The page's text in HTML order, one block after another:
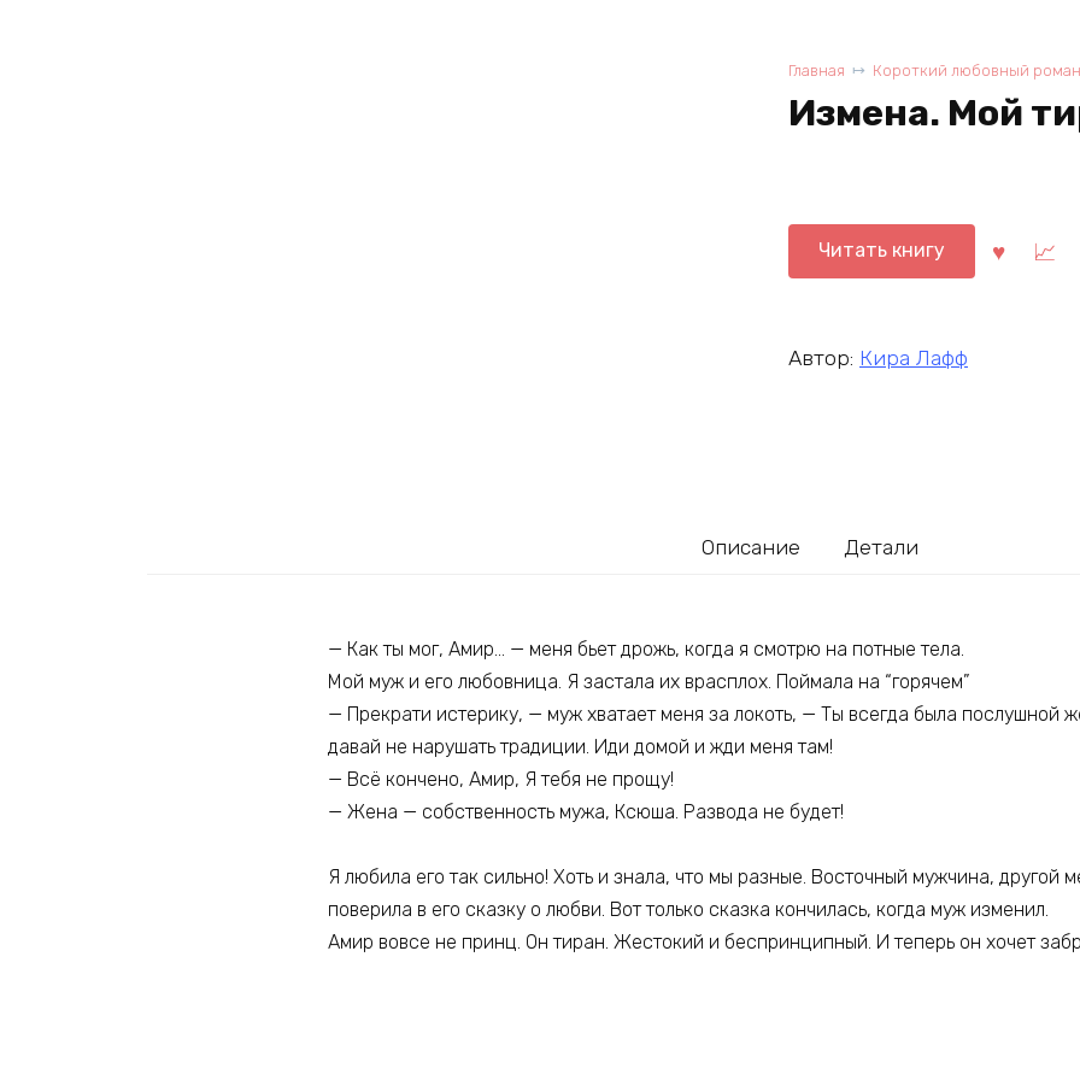
Главная Короткий любовный роман
Измена. Мой
Читать книгу
Автор: Кира Лафф
Описание Детали
— Как ты мог, Амир… — меня бьет дрожь, когда я смотрю на потные тела.
Мой муж и его любовница. Я застала их врасплох. Поймала на “горячем”
— Прекрати истерику, — муж хватает меня за локоть, — Ты всегда была послушной
давай не нарушать традиции. Иди домой и жди меня там!
— Всё кончено, Амир, Я тебя не прощу!
— Жена — собственность мужа, Ксюша. Развода не будет!
Я любила его так сильно! Хоть и знала, что мы разные. Восточный мужчина, другой
поверила в его сказку о любви. Вот только сказка кончилась, когда муж изменил.
Амир вовсе не принц. Он тиран. Жестокий и беспринципный. И теперь он хочет